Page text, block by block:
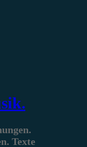
Texte